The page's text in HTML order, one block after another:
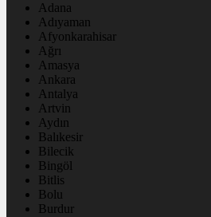
Adana
Adıyaman
Afyonkarahisar
Ağrı
Amasya
Ankara
Antalya
Artvin
Aydın
Balıkesir
Bilecik
Bingöl
Bitlis
Bolu
Burdur